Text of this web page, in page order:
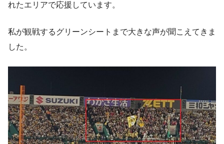
れたエリアで応援しています。
私が観戦するグリーンシートまで大きな声が聞こえてきま
した。